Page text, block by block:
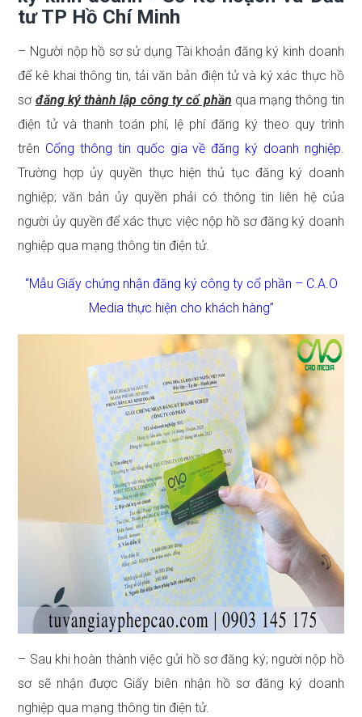
tư TP Hồ Chí Minh
– Người nộp hồ sơ sử dụng Tài khoản đăng ký kinh doanh
để kê khai thông tin, tải văn bản điện tử và ký xác thực hồ
sơ đăng ký thành lập công ty cổ phần qua mạng thông tin
điện tử và thanh toán phí, lệ phí đăng ký theo quy trình
trên Cổng thông tin quốc gia về đăng ký doanh nghiệp.
Trường hợp ủy quyền thực hiện thủ tục đăng ký doanh
nghiệp; văn bản ủy quyền phải có thông tin liên hệ của
người ủy quyền để xác thực việc nộp hồ sơ đăng ký doanh
nghiệp qua mạng thông tin điện tử.
“Mẫu Giấy chứng nhận đăng ký công ty cổ phần – C.A.O
Media thực hiện cho khách hàng”
– Sau khi hoàn thành việc gửi hồ sơ đăng ký; người nộp hồ
sơ sẽ nhận được Giấy biên nhận hồ sơ đăng ký doanh
nghiệp qua mạng thông tin điện tử.